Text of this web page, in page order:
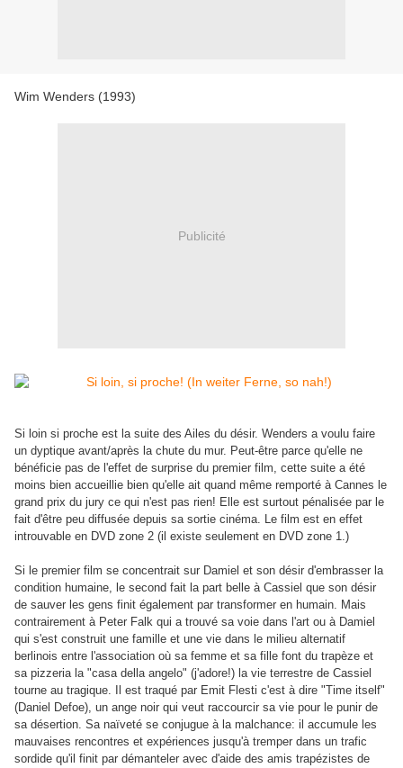
Wim Wenders (1993)
Publicité
Si loin si proche est la suite des Ailes du désir. Wenders a voulu faire
un dyptique avant/après la chute du mur. Peut-être parce qu'elle ne
bénéficie pas de l'effet de surprise du premier film, cette suite a été
moins bien accueillie bien qu'elle ait quand même remporté à Cannes le
grand prix du jury ce qui n'est pas rien! Elle est surtout pénalisée par le
fait d'être peu diffusée depuis sa sortie cinéma. Le film est en effet
introuvable en DVD zone 2 (il existe seulement en DVD zone 1.)
Si le premier film se concentrait sur Damiel et son désir d'embrasser la
condition humaine, le second fait la part belle à Cassiel que son désir
de sauver les gens finit également par transformer en humain. Mais
contrairement à Peter Falk qui a trouvé sa voie dans l'art ou à Damiel
qui s'est construit une famille et une vie dans le milieu alternatif
berlinois entre l'association où sa femme et sa fille font du trapèze et
sa pizzeria la "casa della angelo" (j'adore!) la vie terrestre de Cassiel
tourne au tragique. Il est traqué par Emit Flesti c'est à dire "Time itself"
(Daniel Defoe), un ange noir qui veut raccourcir sa vie pour le punir de
sa désertion. Sa naïveté se conjugue à la malchance: il accumule les
mauvaises rencontres et expériences jusqu'à tremper dans un trafic
sordide qu'il finit par démanteler avec d'aide des amis trapézistes de